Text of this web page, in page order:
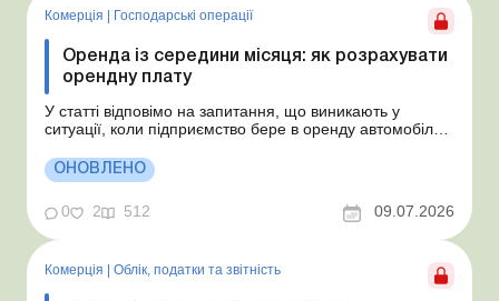
Комерція Господарські операції
Оренда із середини місяця: як розрахувати
орендну плату
У статті відповімо на запитання, що виникають у
ситуації, коли підприємство бере в оренду автомобіль у
місяця. Підприємство орендує у фізособи автомобіль з
15.07.2026. Згідно з умовами договору орендна плата
становить 4 000 грн на місяць. Виникла...
ОНОВЛЕНО
0 2 512 09.07.2026
Комерція | Облік, податки та звiтнiсть